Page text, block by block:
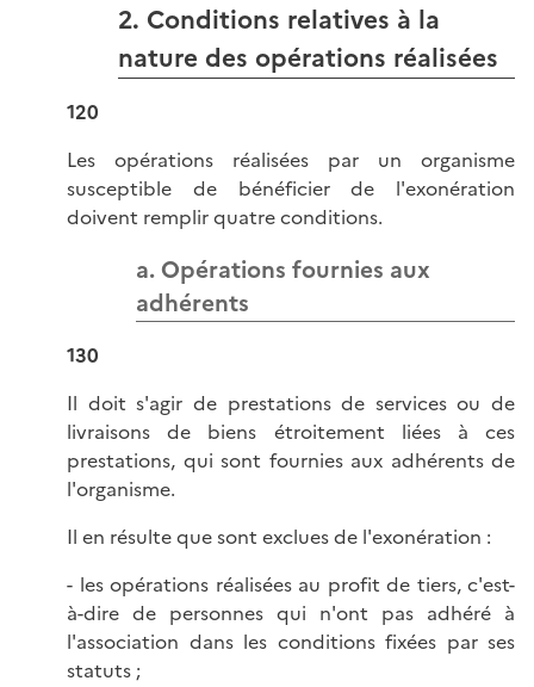
2. Conditions relatives à la
nature des opérations réalisées
120
Les opérations réalisées par un organisme
susceptible de bénéficier de l'exonération
doivent remplir quatre conditions.
a. Opérations fournies aux
adhérents
130
Il doit s'agir de prestations de services ou de
livraisons de biens étroitement liées à ces
prestations, qui sont fournies aux adhérents de
l'organisme.
Il en résulte que sont exclues de l'exonération :
- les opérations réalisées au profit de tiers, c'est-
à-dire de personnes qui n'ont pas adhéré à
l'association dans les conditions fixées par ses
statuts ;